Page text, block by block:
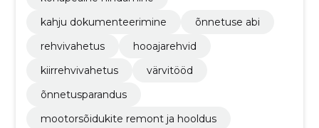
kahju dokumenteerimine
õnnetuse abi
rehvivahetus
hooajarehvid
kiirrehvivahetus
värvitööd
õnnetusparandus
mootorsõidukite remont ja hooldus